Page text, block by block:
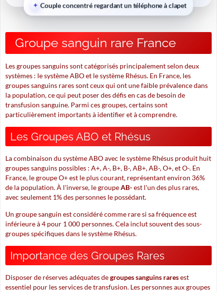
Couple concentré regardant un téléphone à clapet
Groupe sanguin rare France
Les groupes sanguins sont catégorisés principalement selon deux
systèmes : le système ABO et le système Rhésus. En France, les
groupes sanguins rares sont ceux qui ont une faible prévalence dans
la population, ce qui peut poser des défis en cas de besoin de
transfusion sanguine. Parmi ces groupes, certains sont
particulièrement importants à identifier et à comprendre.
Les Groupes ABO et Rhésus
La combinaison du système ABO avec le système Rhésus produit huit
groupes sanguins possibles : A+, A-, B+, B-, AB+, AB-, O+, et O-. En
France, le groupe O+ est le plus courant, représentant environ 36%
de la population. À l'inverse, le groupeAB-est l'un des plus rares,
avec seulement 1% des personnes le possédant.
Un groupe sanguin est considéré comme rare si sa fréquence est
inférieure à 4 pour 1 000 personnes. Cela inclut souvent des sous-
groupes spécifiques dans le système Rhésus.
Importance des Groupes Rares
Disposer de réserves adéquates degroupes sanguins raresest
essentiel pour les services de transfusion. Les personnes aux groupes